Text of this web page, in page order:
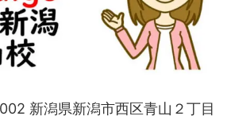
新潟県新潟市西区青山２丁目